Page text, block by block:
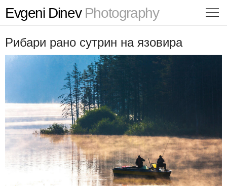
Evgeni DinevPhotography
Рибари рано сутрин на язовира